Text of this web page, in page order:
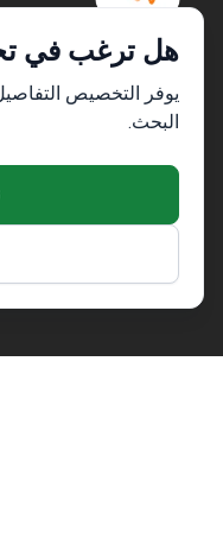
هل ترغب في
يوفر التخصيص
البحث.
أفضل شركة طبية
معايير الأمان والجودة